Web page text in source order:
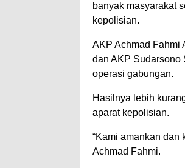
banyak masyarakat
kepolisian.
AKP Achmad Fahmi
dan AKP Sudarsono
operasi gabungan.
Hasilnya lebih
aparat kepolisian.
“Kami amankan dan
Achmad Fahmi.